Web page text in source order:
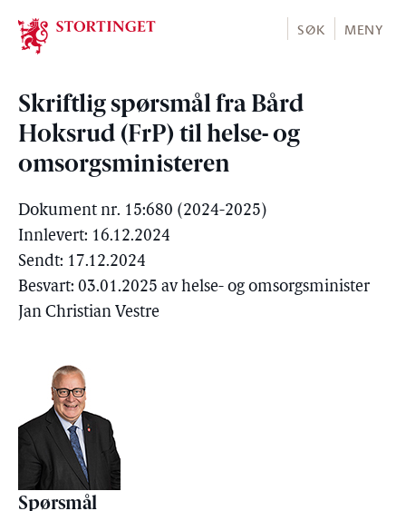
Stortinget.no
SØK MENY
Skriftlig spørsmål fra Bård
Hoksrud (FrP) til helse- og
omsorgsministeren
Dokument nr. 15:680 (2024-2025)
Innlevert: 16.12.2024
Sendt: 17.12.2024
Besvart: 03.01.2025 av helse- og omsorgsminister
Jan Christian Vestre
Spørsmål